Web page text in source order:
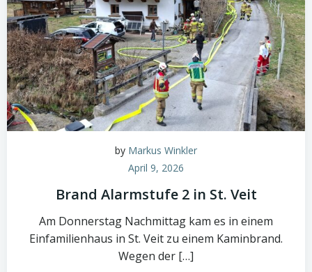
by Markus Winkler
April 9, 2026
Brand Alarmstufe 2 in St. Veit
Am Donnerstag Nachmittag kam es in einem
Einfamilienhaus in St. Veit zu einem Kaminbrand.
Wegen der […]